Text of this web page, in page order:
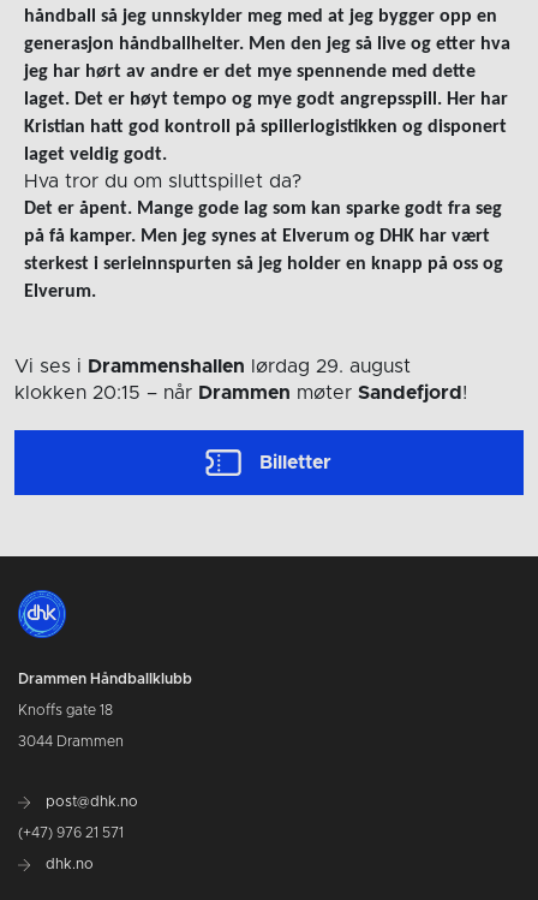
håndball så jeg unnskylder meg med at jeg bygger opp en
generasjon håndballhelter. Men den jeg så live og etter hva
jeg har hørt av andre er det mye spennende med dette
laget. Det er høyt tempo og mye godt angrepsspill. Her har
Kristian hatt god kontroll på spillerlogistikken og disponert
laget veldig godt.
Hva tror du om sluttspillet da?
Det er åpent. Mange gode lag som kan sparke godt fra seg
på få kamper. Men jeg synes at Elverum og DHK har vært
sterkest i serieinnspurten så jeg holder en knapp på oss og
Elverum.
Vi ses i Drammenshallen lørdag 29. august
klokken 20:15 – når Drammen møter Sandefjord!
Billetter
Drammen Håndballklubb
Knoffs gate 18
3044 Drammen
post@dhk.no
(+47) 976 21 571
dhk.no